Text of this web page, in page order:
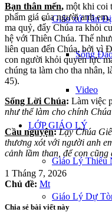
Giáo xứ Tân
Sống
Video
LỚP GIÁO LÝ
Giáo Lý Thiếu
Giáo Lý Dự
Bạn thân mến, một khi coi
phẩm giá của người anh
ma quỷ, đẩy Chúa ra khỏi
hệ với Thiên Chúa. Thế
liên quan đến Chúa, bởi vì
con người khỏi quyền lực
chúng ta làm cho tha nhân,
45).
Sống Lời Chúa: Làm việc
nhưthểlàm cho chính Chúa
Cầu nguyện:Lạy Chúa Giê
thương xót với người anh
cảnh lầm than, đểcon cũng
1 Tháng 7, 2026
Chủ đề: Mt
Chia sẻ bài viết này